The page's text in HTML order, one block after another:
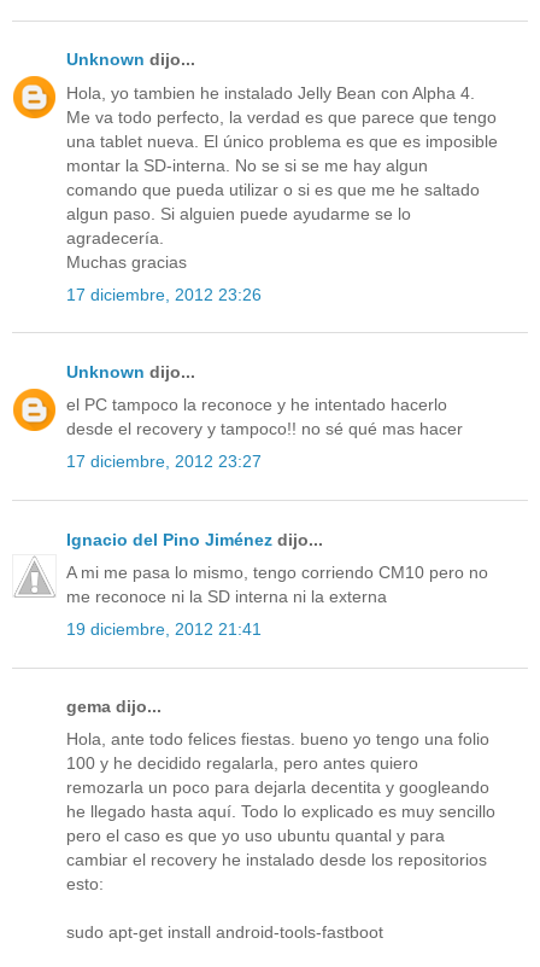
Unknown dijo...
Hola, yo tambien he instalado Jelly Bean con Alpha 4.
Me va todo perfecto, la verdad es que parece que tengo
una tablet nueva. El único problema es que es imposible
montar la SD-interna. No se si se me hay algun
comando que pueda utilizar o si es que me he saltado
algun paso. Si alguien puede ayudarme se lo
agradecería.
Muchas gracias
17 diciembre, 2012 23:26
Unknown dijo...
el PC tampoco la reconoce y he intentado hacerlo
desde el recovery y tampoco!! no sé qué mas hacer
17 diciembre, 2012 23:27
Ignacio del Pino Jiménez dijo...
A mi me pasa lo mismo, tengo corriendo CM10 pero no
me reconoce ni la SD interna ni la externa
19 diciembre, 2012 21:41
gema dijo...
Hola, ante todo felices fiestas. bueno yo tengo una folio
100 y he decidido regalarla, pero antes quiero
remozarla un poco para dejarla decentita y googleando
he llegado hasta aquí. Todo lo explicado es muy sencillo
pero el caso es que yo uso ubuntu quantal y para
cambiar el recovery he instalado desde los repositorios
esto:
sudo apt-get install android-tools-fastboot